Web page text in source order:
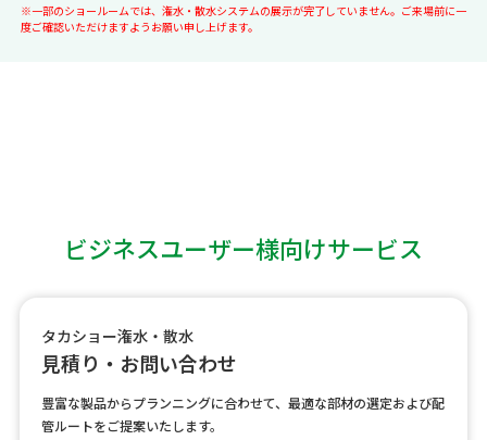
※一部のショールームでは、潅水・散水システムの展示が完了していません。ご来場前に一
度ご確認いただけますようお願い申し上げます。
ビジネスユーザー様向けサービス
タカショー潅水・散水
見積り・お問い合わせ
豊富な製品からプランニングに合わせて、最適な部材の選定および配
管ルートをご提案いたします。